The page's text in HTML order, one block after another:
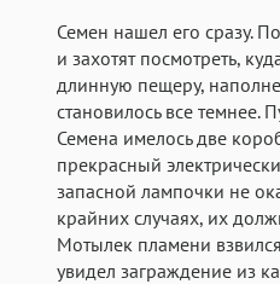
Семен нашел его сразу.
и захотят посмотреть,
длинную пещеру,
становилось все темнее.
Семена имелось две
прекрасный
запасной лампочки не
крайних случаях, их
Мотылек пламени
увидел заграждение из